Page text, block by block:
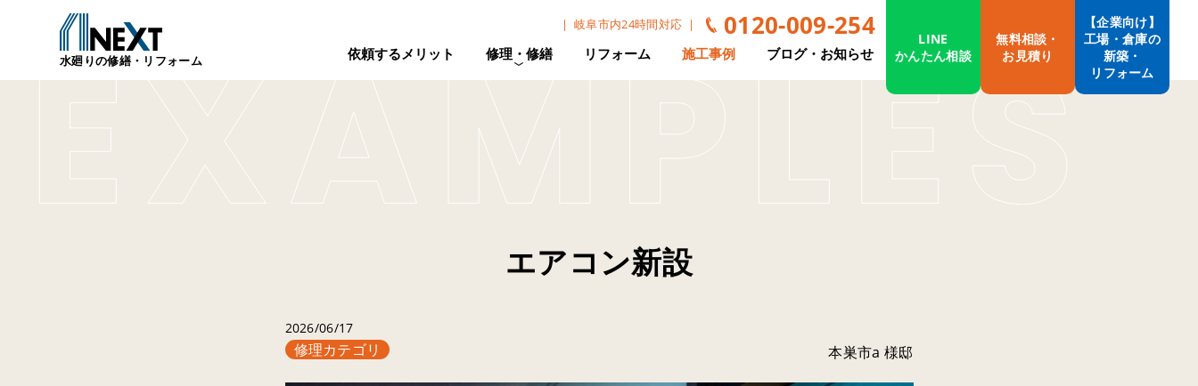
水廻りの修繕・リフォーム
岐阜市内24時間対応 0120-009-254
依頼するメリット 修理・修繕 リフォーム 施工事例 ブログ・お知らせ
LINE
かんたん相談
無料相談・
お見積り
【企業向け】
工場・倉庫の
新築・
リフォーム
エアコン新設
2026/06/17
修理カテゴリ 本巣市a 様邸